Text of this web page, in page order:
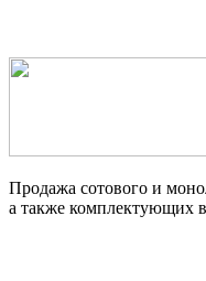
Продажа сотового и
а также комплектующих